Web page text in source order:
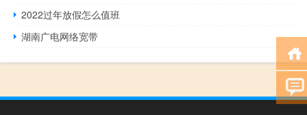
2022过年放假怎么值班
湖南广电网络宽带